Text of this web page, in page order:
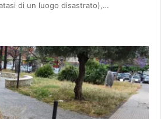
di un luogo disastrato),…